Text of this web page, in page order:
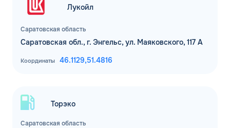
Саратовская область
Лукойл
Саратовская обл., г. Энгельс, ул. Маяковского, 117 А
Координаты 46.1129,51.4816
Саратовская область
Торэко